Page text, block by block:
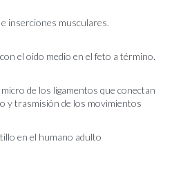
inserciones musculares.
el oido medio en el feto a término.
de los ligamentos que conectan
y trasmisión de los movimientos
en el humano adulto